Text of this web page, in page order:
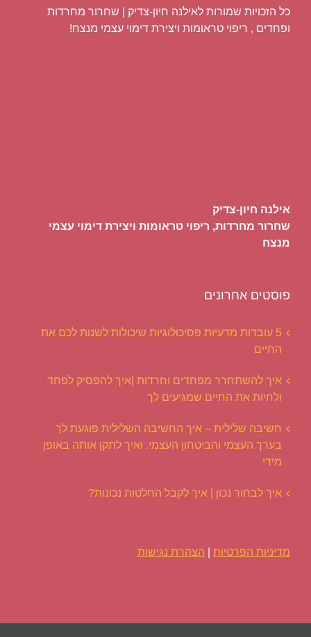
כל הזכויות שמורות לאילנה חיון-צדיק | שחרור מחרדות
ופחדים , ריפוי טראומות ויצירת דימוי עצמי מנצח!
אילנה חיון-צדיק
שחרור מחרדות, ריפוי טראומות ויצירת דימוי עצמי
מנצח
פוסטים אחרונים
5 עובדות מדעיות פסיכולוגיות שיכולות לשנות לכם את
החיים
איך להשתחרר מפחדים וחרדות |איך להפסיק לפחד
ולחיות את החיים שמגיעים לך
חשיבה שלילית – איך החשיבה השלילית פוגעת לך
בערך העצמי והביטחון העצמי. ואיך לתקן אותה באופן
מידי
איך לבחור נכון | איך לקבל החלטות נכונות?
מדיניות הפרטיות | הצהרת נגישות